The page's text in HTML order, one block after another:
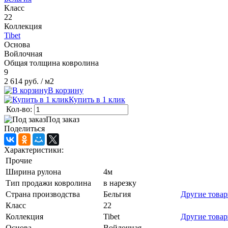
Класс
22
Коллекция
Tibet
Основа
Войлочная
Общая толщина ковролина
9
2 614 руб. / м2
В корзину
Купить в 1 клик
Кол-во:
Под заказ
Поделиться
Характеристики:
Прочие
Ширина рулона
4м
Тип продажи ковролина
в нарезку
Страна производства
Бельгия
Другие
Класс
22
Коллекция
Tibet
Другие